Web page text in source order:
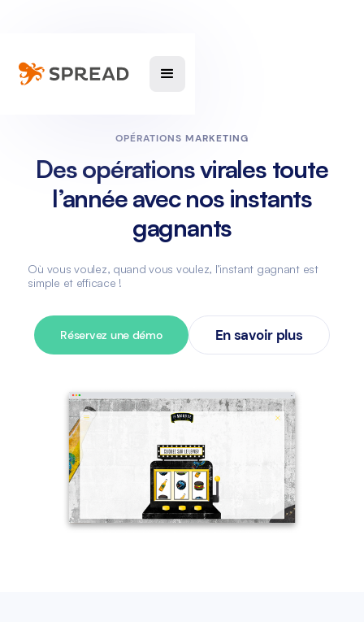
OPÉRATIONS MARKETING
Des opérations virales toute
l’année avec nos instants
gagnants
Où vous voulez, quand vous voulez, l’instant gagnant est
simple et efficace !
Réservez une démo En savoir plus